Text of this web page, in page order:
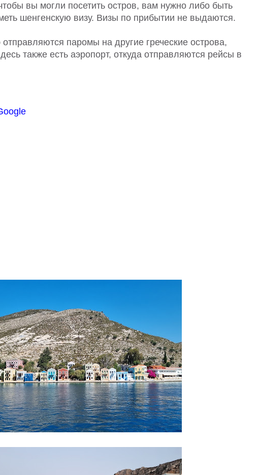
вы могли посетить остров, вам нужно либо быть
шенгенскую визу. Визы по прибытии не выдаются.
паромы на другие греческие острова,
также есть аэропорт, откуда отправляются рейсы в